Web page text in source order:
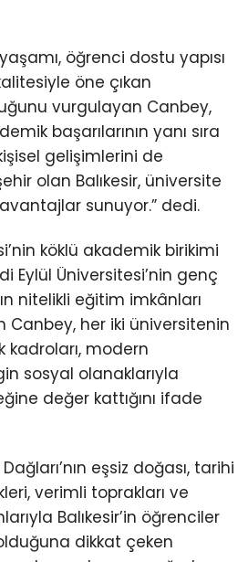
öğrenci dostu yapısı
öne çıkan
vurgulayan Canbey,
başarılarının yanı sıra
gelişimlerini de
olan Balıkesir, üniversite
sunuyor.” dedi.
köklü akademik birikimi
Eylül Üniversitesi’nin genç
nitelikli eğitim imkânları
Canbey, her iki üniversitenin
modern
sosyal olanaklarıyla
değer kattığını ifade
Dağları’nın eşsiz doğası, tarihi
verimli toprakları ve
Balıkesir’in öğrenciler
dikkat çeken